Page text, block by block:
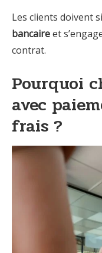
Les clients doivent
bancaireet
contrat.
Pourquoi
avec
frais ?